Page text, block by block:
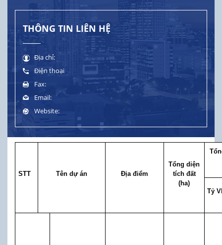
THÔNG TIN LIÊN HỆ
Địa chỉ:
Điện thoại
Fax:
Email:
Website:
STT Tên dự án Địa điểm
Tổng diện
tích đất
(ha)
Tỷ